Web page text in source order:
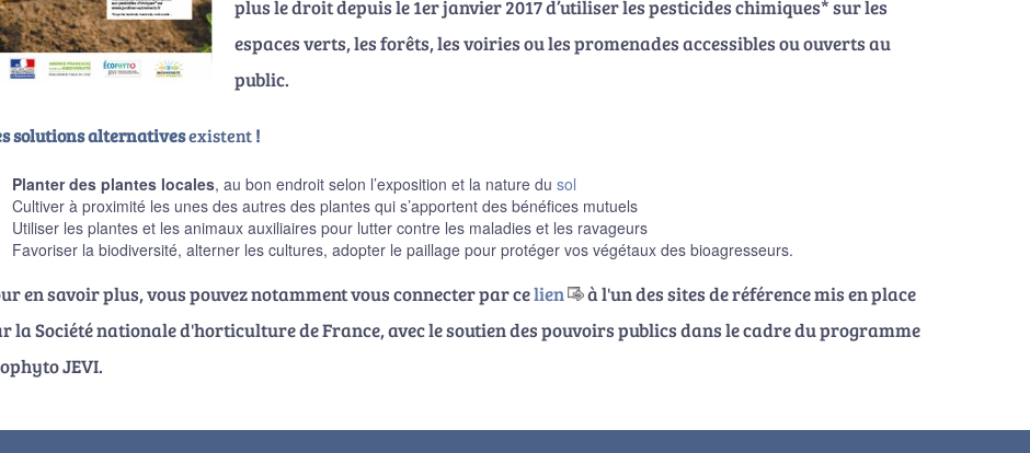
plus le droit depuis le 1er janvier 2017 d’utiliser les pesticides chimiques* sur les
espaces verts, les forêts, les voiries ou les promenades accessibles ou ouverts au
public.
solutions alternativesexistent!
Planter des plantes locales, au bon endroit selon l’exposition et la nature du sol
Cultiver à proximité les unes des autres des plantes qui s’apportent des bénéfices mutuels
Utiliser les plantes et les animaux auxiliaires pour lutter contre les maladies et les ravageurs
Favoriser la biodiversité, alterner les cultures, adopter le paillage pour protéger vos végétaux des bioagresseurs.
en savoir plus, vous pouvez notamment vous connecter par celien
à l'un des sites de référence mis en place
la Société nationale d'horticulture de France, avec le soutien des pouvoirs publics dans le cadre du programme
JEVI.